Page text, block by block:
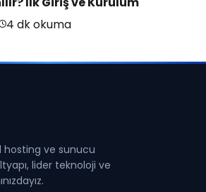
4 dk okuma
hosting ve sunucu
lider teknoloji ve